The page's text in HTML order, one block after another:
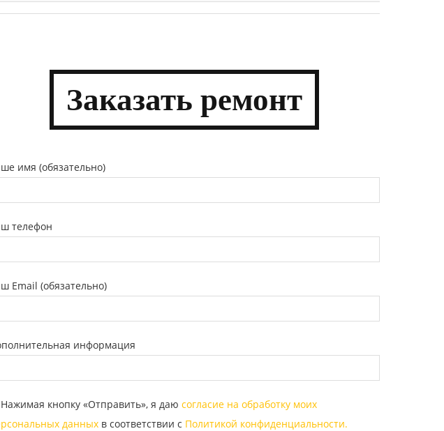
Заказать ремонт
имя (обязательно)
телефон
Email (обязательно)
информация
Нажимая кнопку «Отправить», я даю согласие на обработку моих
данных в соответствии с Политикой конфиденциальности.